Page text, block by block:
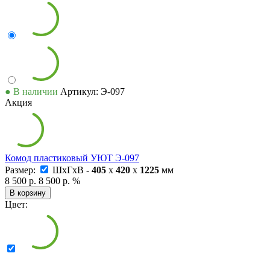
● В наличии Артикул: Э-097
Акция
Комод пластиковый УЮТ Э-097
Размер:
ШxГxВ - 405 x 420 x 1225 мм
8 500 р. 8 500 р. %
В корзину
Цвет: